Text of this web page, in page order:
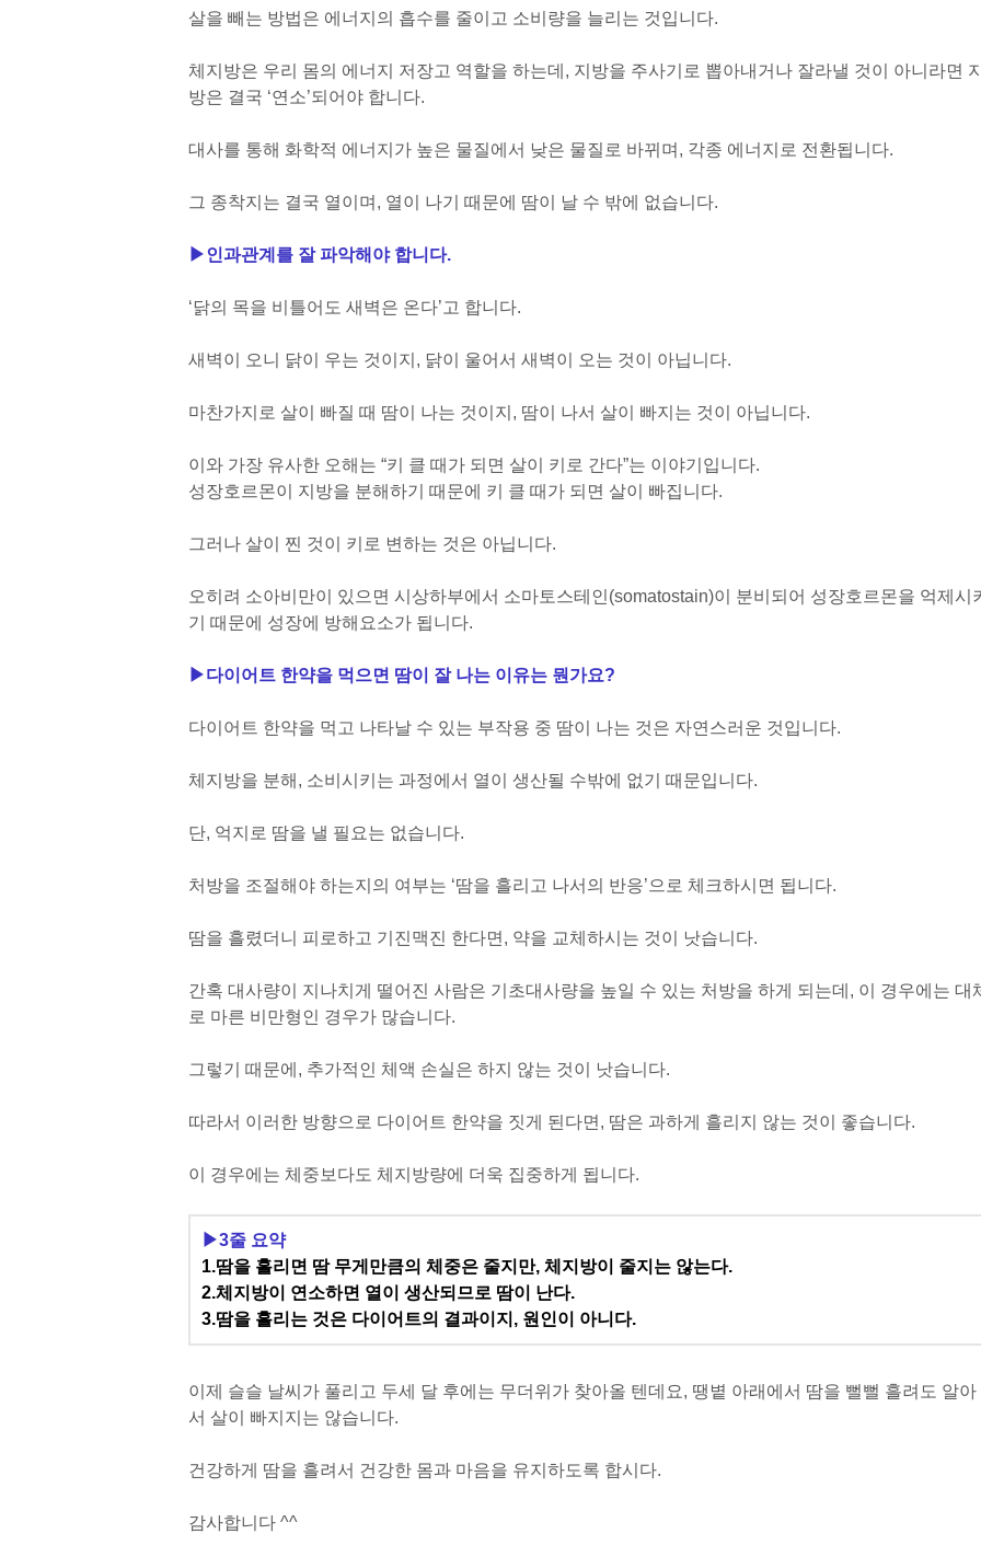
살을 빼는 방법은 에너지의 흡수를 줄이고 소비량을 늘리는 것입니다.
체지방은 우리 몸의 에너지 저장고 역할을 하는데, 지방을 주사기로 뽑아내거나 잘라낼 것이 아니라면
방은 결국 ‘연소’되어야 합니다.
대사를 통해 화학적 에너지가 높은 물질에서 낮은 물질로 바뀌며, 각종 에너지로 전환됩니다.
그 종착지는 결국 열이며, 열이 나기 때문에 땀이 날 수 밖에 없습니다.
▶인과관계를 잘 파악해야 합니다.
‘닭의 목을 비틀어도 새벽은 온다’고 합니다.
새벽이 오니 닭이 우는 것이지, 닭이 울어서 새벽이 오는 것이 아닙니다.
마찬가지로 살이 빠질 때 땀이 나는 것이지, 땀이 나서 살이 빠지는 것이 아닙니다.
이와 가장 유사한 오해는 “키 클 때가 되면 살이 키로 간다”는 이야기입니다.
성장호르몬이 지방을 분해하기 때문에 키 클 때가 되면 살이 빠집니다.
그러나 살이 찐 것이 키로 변하는 것은 아닙니다.
오히려 소아비만이 있으면 시상하부에서 소마토스테인(somatostain)이 분비되어 성장호르몬을 억제시
기 때문에 성장에 방해요소가 됩니다.
▶다이어트 한약을 먹으면 땀이 잘 나는 이유는 뭔가요?
다이어트 한약을 먹고 나타날 수 있는 부작용 중 땀이 나는 것은 자연스러운 것입니다.
체지방을 분해, 소비시키는 과정에서 열이 생산될 수밖에 없기 때문입니다.
단, 억지로 땀을 낼 필요는 없습니다.
처방을 조절해야 하는지의 여부는 ‘땀을 흘리고 나서의 반응’으로 체크하시면 됩니다.
땀을 흘렸더니 피로하고 기진맥진 한다면, 약을 교체하시는 것이 낫습니다.
간혹 대사량이 지나치게 떨어진 사람은 기초대사량을 높일 수 있는 처방을 하게 되는데, 이 경우에는 대
로 마른 비만형인 경우가 많습니다.
그렇기 때문에, 추가적인 체액 손실은 하지 않는 것이 낫습니다.
따라서 이러한 방향으로 다이어트 한약을 짓게 된다면, 땀은 과하게 흘리지 않는 것이 좋습니다.
이 경우에는 체중보다도 체지방량에 더욱 집중하게 됩니다.
▶3줄 요약
1.땀을 흘리면 땀 무게만큼의 체중은 줄지만, 체지방이 줄지는 않는다.
2.체지방이 연소하면 열이 생산되므로 땀이 난다.
3.땀을 흘리는 것은 다이어트의 결과이지, 원인이 아니다.
이제 슬슬 날씨가 풀리고 두세 달 후에는 무더위가 찾아올 텐데요, 땡볕 아래에서 땀을 뻘뻘 흘려도 알아
서 살이 빠지지는 않습니다.
건강하게 땀을 흘려서 건강한 몸과 마음을 유지하도록 합시다.
감사합니다 ^^